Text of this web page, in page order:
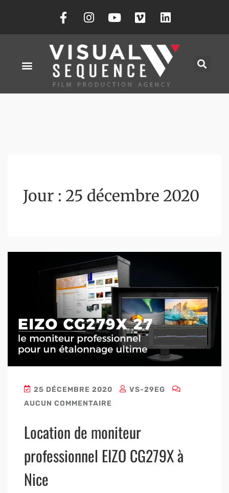
Jour : 25 décembre 2020
25 DÉCEMBRE 2020
VS-29EG
AUCUN COMMENTAIRE
Location de moniteur
professionnel EIZO CG279X à
Nice